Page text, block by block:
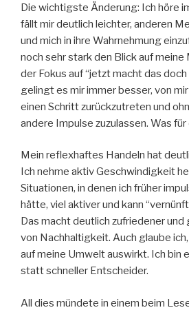
Die wichtigste Änderung: Ich höre
fällt mir deutlich leichter, anderen
und mich in ihre Wahrnehmung
noch sehr stark den Blick auf meine
der Fokus auf “jetzt macht das doch
gelingt es mir immer besser, von
einen Schritt zurückzutreten und
andere Impulse zuzulassen. Was für
Mein reflexhaftes Handeln hat
Ich nehme aktiv Geschwindigkeit
Situationen, in denen ich früher
hätte, viel aktiver und kann
Das macht deutlich zufriedener und
von Nachhaltigkeit. Auch glaube
auf meine Umwelt auswirkt. Ich bin
statt schneller Entscheider.
All dies mündete in einem beim